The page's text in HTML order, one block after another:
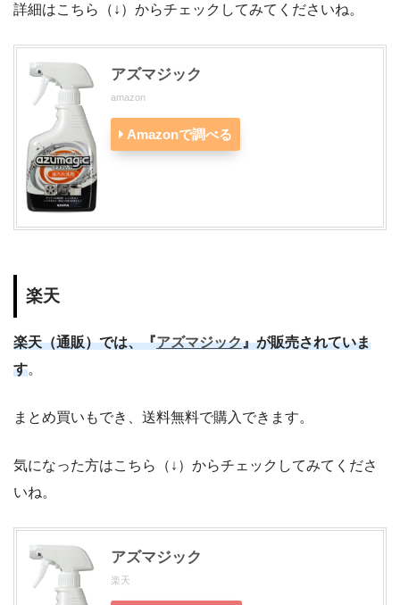
詳細はこちら（↓）からチェックしてみてくださいね。
アズマジック
amazon
Amazonで調べる
楽天
楽天（通販）では、『アズマジック』が販売されていま
す。
まとめ買いもでき、送料無料で購入できます。
気になった方はこちら（↓）からチェックしてみてくださ
いね。
アズマジック
楽天